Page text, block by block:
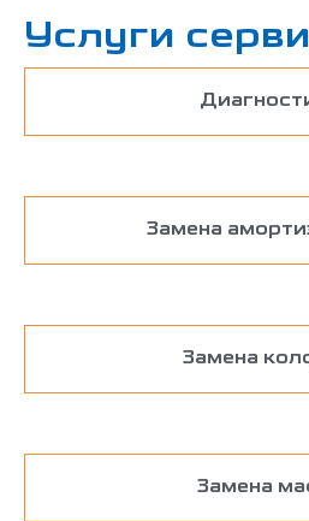
Услуги
Замена
Замена
Замена